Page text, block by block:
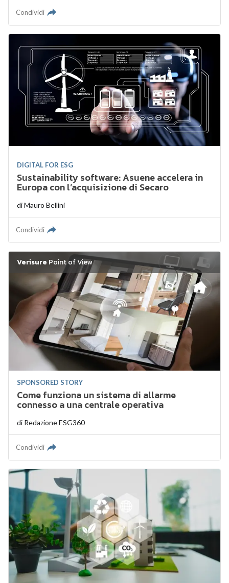
Condividi
DIGITAL FOR ESG
Sustainability software: Asuene accelera in
Europa con l’acquisizione di Secaro
diMauro Bellini
Condividi
Verisure Point of View
SPONSORED STORY
Come funziona un sistema di allarme
connesso a una centrale operativa
di Redazione ESG360
Condividi